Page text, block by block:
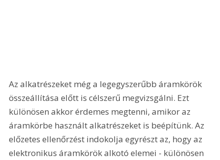
Az alkatrészeket még a legegyszerűbb áramkörök
összeállítása előtt is célszerű megvizsgálni. Ezt
különösen akkor érdemes megtenni, amikor az
áramkörbe használt alkatrészeket is beépítünk. Az
előzetes ellenőrzést indokolja egyrészt az, hogy az
elektronikus áramkörök alkotó elemei - különösen